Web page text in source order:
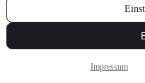
Impressum